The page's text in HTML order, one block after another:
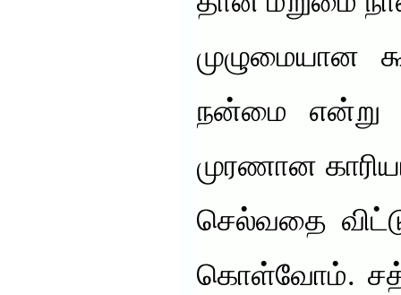
முழுமையான
நன்மை என்று
முரணான
செல்வதை
கொள்வோம்.